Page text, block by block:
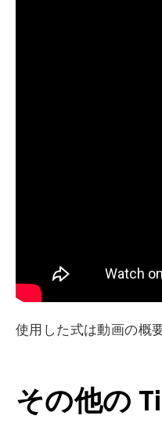
使用した式は動画の概
その他の